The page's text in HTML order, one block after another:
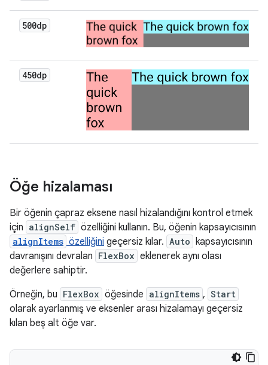
500dp
450dp
Öğe hizalaması
Bir öğenin çapraz eksene nasıl hizalandığını kontrol etmek
için alignSelf özelliğini kullanın. Bu, öğenin kapsayıcısının
alignItems özelliğini geçersiz kılar. Auto kapsayıcısının
davranışını devralan FlexBox eklenerek aynı olası
değerlere sahiptir.
Örneğin, bu FlexBox öğesinde alignItems , Start
olarak ayarlanmış ve eksenler arası hizalamayı geçersiz
kılan beş alt öğe var.